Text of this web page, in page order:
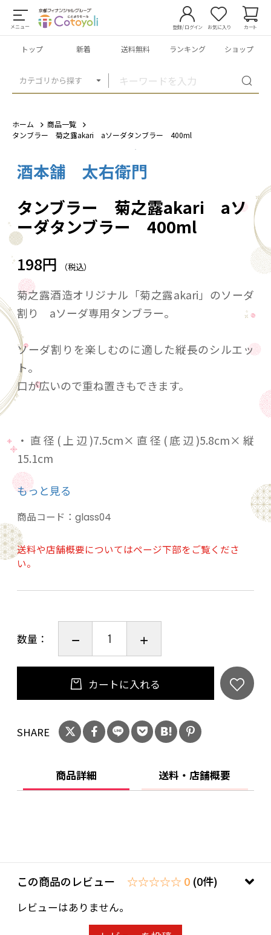
メニュー
カテゴリから探す
登録/ログイン お気に入り カート
トップ 新着 送料無料 ランキング ショップ
ホーム
商品一覧
タンブラー 菊之露akari aソーダタンブラー 400ml
酒本舗 太右衛門
タンブラー 菊之露akari aソ
ーダタンブラー 400ml
198円 （税込）
菊之露酒造オリジナル「菊之露akari」のソーダ
割り aソーダ専用タンブラー。
ソーダ割りを楽しむのに適した縦長のシルエッ
ト。
口が広いので重ね置きもできます。
・直径(上辺)7.5cm×直径(底辺)5.8cm×縦
15.1cm
・容量：約400ml（水分のみ上限まで注いだ場
合）
氷を入れると水の量は約200ml程度です。
もっと見る
商品コード： glass04
送料や店舗概要についてはページ下部をご覧くださ
い。
数量：
カートに入れる
SHARE
商品詳細 送料・店舗概要
この商品のレビュー ☆☆☆☆☆ 0 (0件)
レビューはありません。